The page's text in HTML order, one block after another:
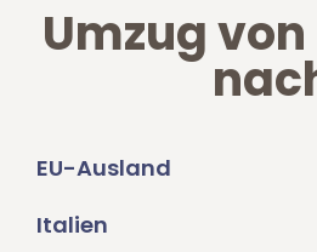
Umzug
EU-Ausland
Italien